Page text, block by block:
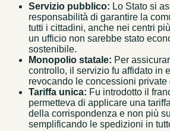
Servizio pubblico: Lo Stato si
responsabilità di garantire la
tutti i cittadini, anche nei centri
un ufficio non sarebbe stato
sostenibile.
Monopolio statale: Per
controllo, il servizio fu affidato in
revocando le concessioni private
Tariffa unica: Fu introdotto il
permetteva di applicare una
della corrispondenza e non più
semplificando le spedizioni in